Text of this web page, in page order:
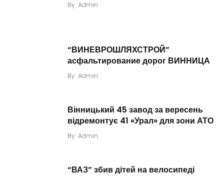
By Admin
“ВИНЕВРОШЛЯХСТРОЙ”
асфальтирование дорог ВИННИЦА
By Admin
Вінницький 45 завод за вересень
відремонтує 41 «Урал» для зони АТО
By Admin
“ВАЗ” збив дітей на велосипеді